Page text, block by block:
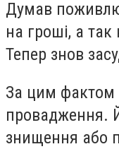
Думав
на гроші, а так
Тепер знов
За цим фактом
провадження.
знищення або